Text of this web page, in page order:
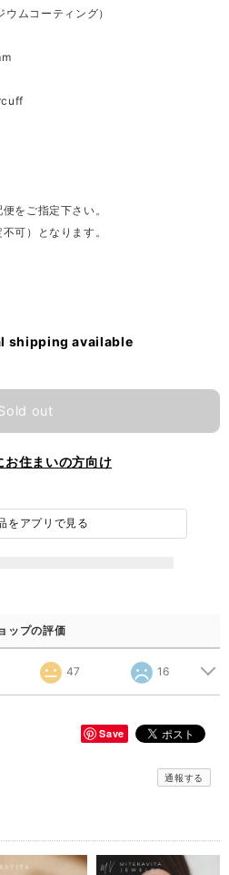
ムコーティング）
をご指定下さい。
可）となります。
shipping available
out
お住まいの方向け
をアプリで見る
ップの評価
47 16
Save
通報する